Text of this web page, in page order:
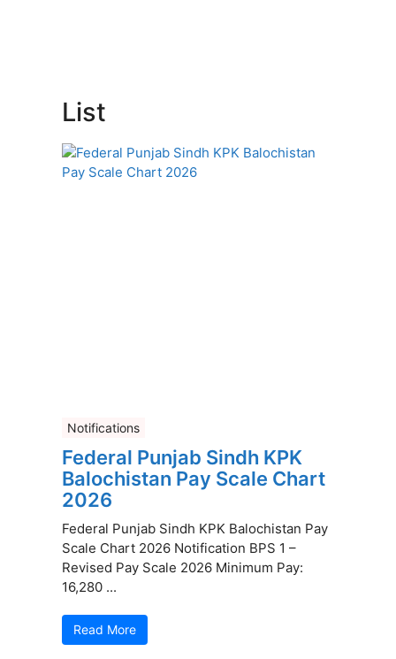
List
Notifications
Federal Punjab Sindh KPK
Balochistan Pay Scale Chart
2026
Federal Punjab Sindh KPK Balochistan Pay
Scale Chart 2026 Notification BPS 1 –
Revised Pay Scale 2026 Minimum Pay:
16,280 ...
Read More